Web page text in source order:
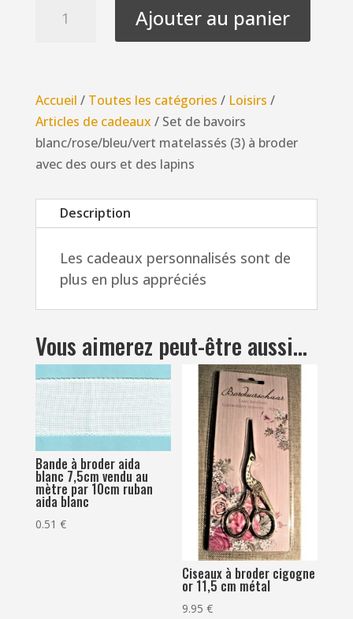
blanc/rose/bleu/vert
matelassés
(3)
à
broder
avec
Ajouter au panier
Accueil / Toutes les catégories / Loisirs /
Articles de cadeaux / Set de bavoirs
blanc/rose/bleu/vert matelassés (3) à broder
avec des ours et des lapins
Description
Les cadeaux personnalisés sont de
plus en plus appréciés
Vous aimerez peut-être aussi…
Bande à broder aida
blanc 7,5cm vendu au
mètre par 10cm ruban
aida blanc
0.51 €
Ciseaux à broder cigogne
or 11,5 cm métal
9.95€